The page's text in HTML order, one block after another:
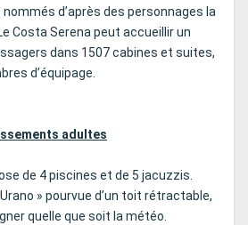
nommés d’après des personnages la
Costa Serena peut accueillir un
dans 1507 cabines et suites,
d’équipage.
adultes
de 4 piscines et de 5 jacuzzis.
» pourvue d’un toit rétractable,
quelle que soit la météo.